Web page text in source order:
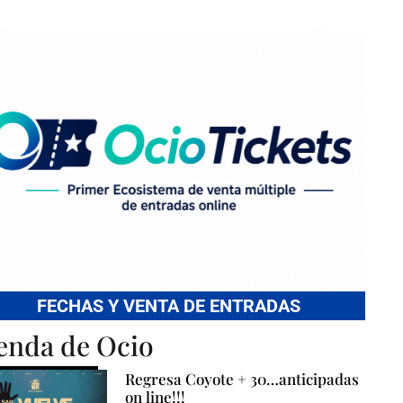
FECHAS Y VENTA DE ENTRADAS
de Ocio
Regresa Coyote + 30…anticipadas
on line!!!